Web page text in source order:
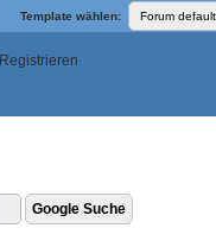
Template wählen:
Registrieren